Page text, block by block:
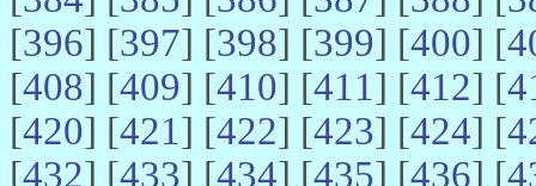
[396] [397] [398] [399] [400] [
[408] [409] [410] [411] [412] [
[420] [421] [422] [423] [424] [
[432] [433] [434] [435] [436] [